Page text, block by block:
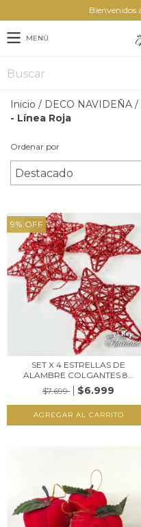
Bienvenidos
MENÚ
Inicio / DECO NAVIDEÑA /
- Línea Roja
Ordenar por
9% OFF
SET X 4 ESTRELLAS DE
ALAMBRE COLGANTES 8...
$7.699
$6.999